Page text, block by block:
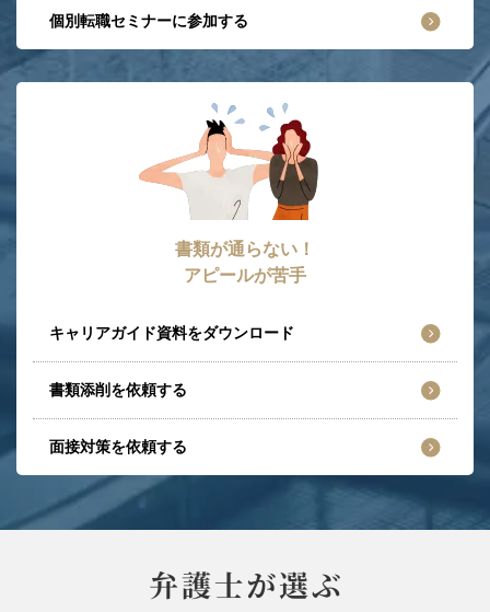
個別転職セミナーに参加する
書類が通らない！
アピールが苦手
キャリアガイド資料をダウンロード
書類添削を依頼する
面接対策を依頼する